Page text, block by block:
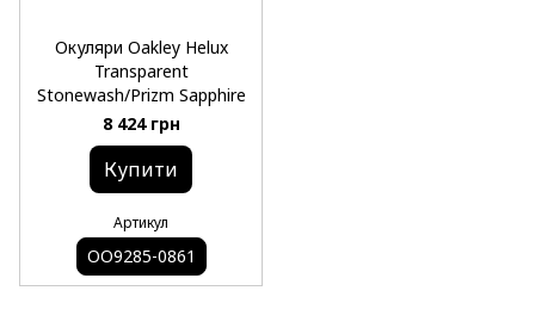
Окуляри Oakley Helux
Transparent
Stonewash/Prizm Sapphire
8 424 грн
Купити
Артикул
OO9285-0861